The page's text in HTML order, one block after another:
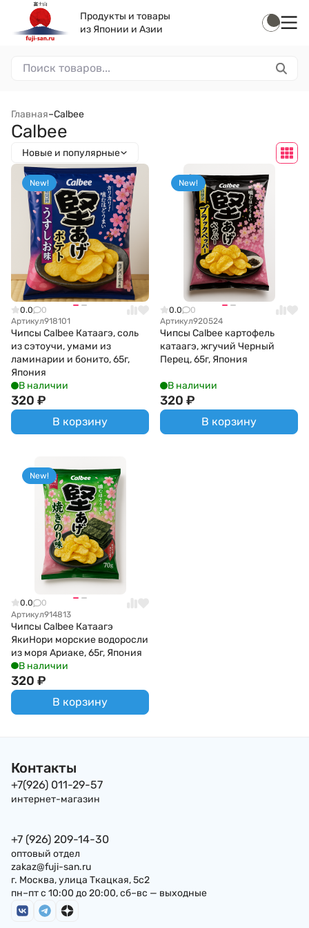
Продукты и товары
из Японии и Азии
Главная–Calbee
Calbee
Новые и популярные
New!
0.0
0
Артикул918101
Чипсы Calbee Катаагэ, соль
из сэтоучи, умами из
ламинарии и бонито, 65г,
Япония
В наличии
320 ₽
В корзину
New!
0.0
0
Артикул920524
Чипсы Calbee картофель
катаагэ, жгучий Черный
Перец, 65г, Япония
В наличии
320 ₽
В корзину
New!
0.0
0
Артикул914813
Чипсы Calbee Катаагэ
ЯкиНори морские водоросли
из моря Ариаке, 65г, Япония
В наличии
320 ₽
В корзину
Контакты
+7(926) 011-29-57
интернет-магазин
+7 (926) 209-14-30
оптовый отдел
zakaz@fuji-san.ru
г. Москва, улица Ткацкая, 5с2
пн–пт с 10:00 до 20:00, сб–вс — выходные